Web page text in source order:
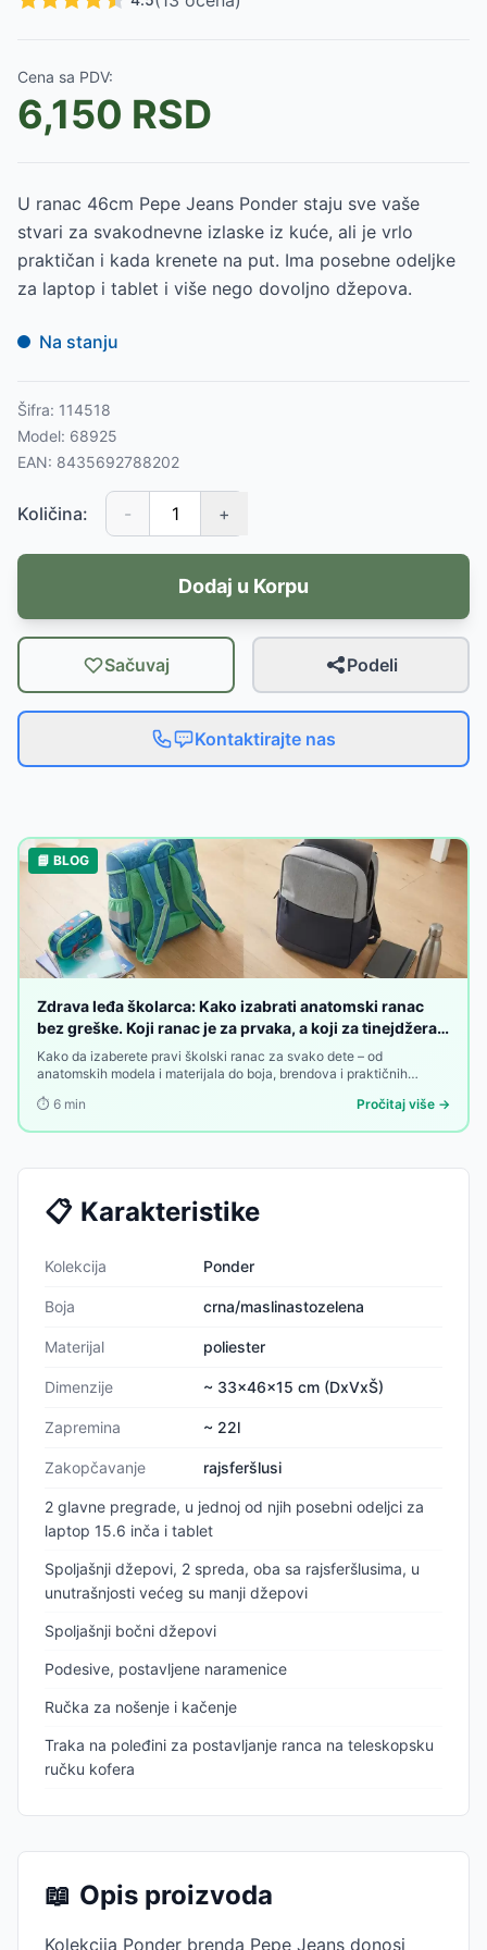
Cena sa PDV:
6,150 RSD
U ranac 46cm Pepe Jeans Ponder staju sve vaše
stvari za svakodnevne izlaske iz kuće, ali je vrlo
praktičan i kada krenete na put. Ima posebne odeljke
za laptop i tablet i više nego dovoljno džepova.
Na stanju
Šifra: 114518
Model: 68925
EAN: 8435692788202
Količina: - +
Dodaj u Korpu
Sačuvaj Podeli
Kontaktirajte nas
📘 BLOG
Zdrava leđa školarca: Kako izabrati anatomski ranac
bez greške. Koji ranac je za prvaka, a koji za tinejdžera.
Vodič za kupovinu
Kako da izaberete pravi školski ranac za svako dete – od
anatomskih modela i materijala do boja, brendova i praktičnih
pre nove školske godine.
⏱️ 6 min Pročitaj više →
📋 Karakteristike
Kolekcija Ponder
Boja crna/maslinastozelena
Materijal poliester
Dimenzije ~ 33x46x15 cm (DxVxŠ)
Zapremina ~ 22l
Zakopčavanje rajsferšlusi
2 glavne pregrade, u jednoj od njih posebni odeljci za
laptop 15.6 inča i tablet
Spoljašnji džepovi, 2 spreda, oba sa rajsferšlusima, u
unutrašnjosti većeg su manji džepovi
Spoljašnji bočni džepovi
Podesive, postavljene naramenice
Ručka za nošenje i kačenje
Traka na poleđini za postavljanje ranca na teleskopsku
ručku kofera
📖 Opis proizvoda
Kolekcija Ponder brenda Pepe Jeans donosi